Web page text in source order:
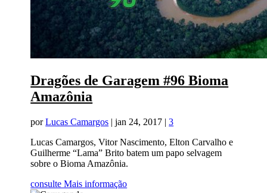
Dragões de Garagem #96 Bioma
Amazônia
porLucas Camargos |jan 24, 2017 |3
Lucas Camargos, Vitor Nascimento, Elton Carvalho e
Guilherme “Lama” Brito batem um papo selvagem
sobre o Bioma Amazônia.
consulte Mais informação